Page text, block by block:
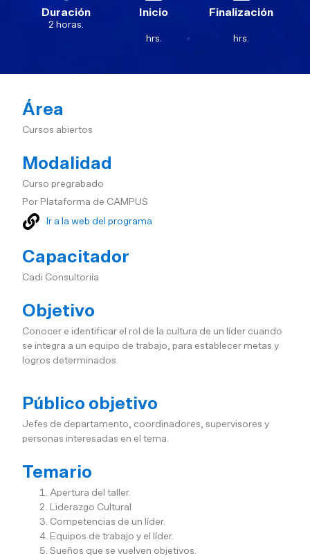
Duración
2 horas.
Inicio
hrs.
Finalización
hrs.
Área
Cursos abiertos
Modalidad
Curso pregrabado
Por Plataforma de CAMPUS
Ir a la web del programa
Capacitador
Cadi Consultoriía
Objetivo
Conocer e identificar el rol de la cultura de un líder cuando
se integra a un equipo de trabajo, para establecer metas y
logros determinados.
Público objetivo
Jefes de departamento, coordinadores, supervisores y
personas interesadas en el tema.
Temario
Apertura del taller.
Liderazgo Cultural
Competencias de un líder.
Equipos de trabajo y el líder.
Sueños que se vuelven objetivos.